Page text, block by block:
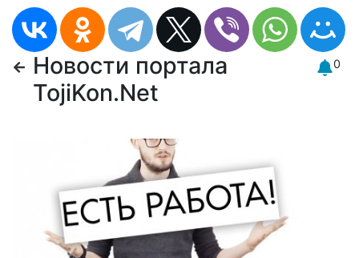
Новости портала
TojiKon.Net
0